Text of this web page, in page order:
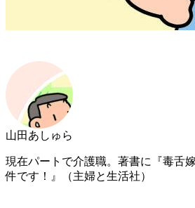
山田あしゅら
現在パートで介護職。著書に『毒舌
件です！』（主婦と生活社）